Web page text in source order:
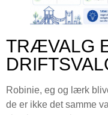
TRÆVALG
Robinie, eg og lærk
de er ikke det samme